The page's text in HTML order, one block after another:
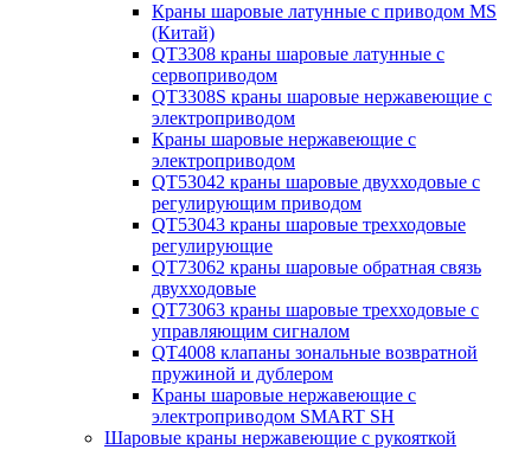
Краны шаровые латунные с приводом MS
(Китай)
QT3308 краны шаровые латунные с
сервоприводом
QT3308S краны шаровые нержавеющие с
электроприводом
Краны шаровые нержавеющие с
электроприводом
QT53042 краны шаровые двухходовые с
регулирующим приводом
QT53043 краны шаровые трехходовые
регулирующие
QT73062 краны шаровые обратная связь
двухходовые
QT73063 краны шаровые трехходовые с
управляющим сигналом
QT4008 клапаны зональные возвратной
пружиной и дублером
Краны шаровые нержавеющие с
электроприводом SMART SH
Шаровые краны нержавеющие с рукояткой